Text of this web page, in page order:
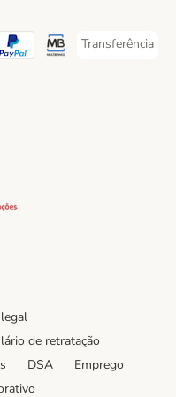
Method
Method
Payment Method
Payment Method
Multibanco Payment
Transferência
Transferência
de retratação
DSA
Emprego